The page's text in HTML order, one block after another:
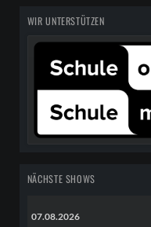
WIR UNTERSTÜTZEN
NÄCHSTE SHOWS
07.08.2026